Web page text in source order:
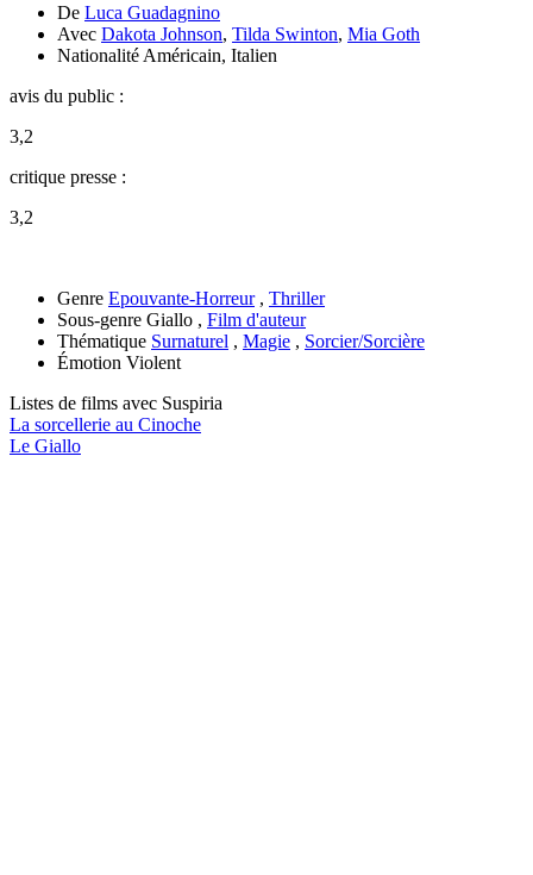
De Luca Guadagnino
Avec Dakota Johnson, Tilda Swinton, Mia Goth
Nationalité Américain, Italien
avis du public :
3,2
critique presse :
3,2
Genre Epouvante-Horreur, Thriller
Sous-genre Giallo , Film d'auteur
Thématique Surnaturel , Magie , Sorcier/Sorcière
Émotion Violent
Listes de films avec Suspiria
La sorcellerie au Cinoche
Le Giallo